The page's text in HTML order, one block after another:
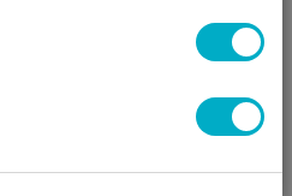
menete és előkészületei
AJÁNDÉKOT